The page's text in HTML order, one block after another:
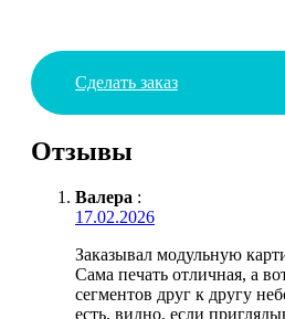
Сделать заказ
Отзывы
Валера :
17.02.2026
Заказывал модульную
Сама печать отличная, а
сегментов друг к другу
есть, видно, если